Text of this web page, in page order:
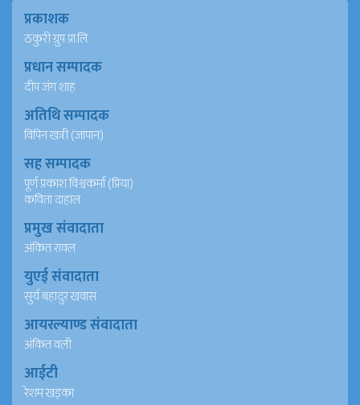
प्रकाशक
ठकुरी ग्रुप प्रा.लि
प्रधान सम्पादक
दीप जंग शाह
अतिथि सम्पादक
विपिन खत्री (जापान)
सह सम्पादक
पूर्ण प्रकाश विश्वकर्मा (प्रिया)
कविता दाहाल
प्रमुख संवादाता
अंकित रावल
युएई संवादाता
सुर्य बहादुर खवास
आयरल्याण्ड संवादाता
अंकित वली
आईटी
रेशम खड्का